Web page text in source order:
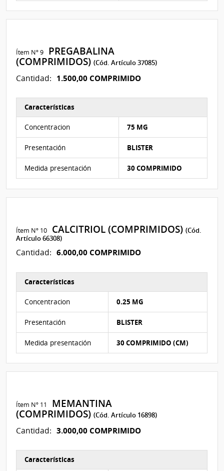
Ítem Nº 9
PREGABALINA
(COMPRIMIDOS)(Cód. Artículo 37085)
Cantidad: 1.500,00 COMPRIMIDO
Características
Concentracion 75 MG
Presentación BLISTER
Medida presentación 30 COMPRIMIDO
Ítem Nº 10 CALCITRIOL (COMPRIMIDOS)(Cód.
Artículo 66308)
Cantidad: 6.000,00 COMPRIMIDO
Características
Concentracion 0.25 MG
Presentación BLISTER
Medida presentación 30 COMPRIMIDO (CM)
Ítem Nº 11
MEMANTINA
(COMPRIMIDOS)(Cód. Artículo 16898)
Cantidad: 3.000,00 COMPRIMIDO
Características